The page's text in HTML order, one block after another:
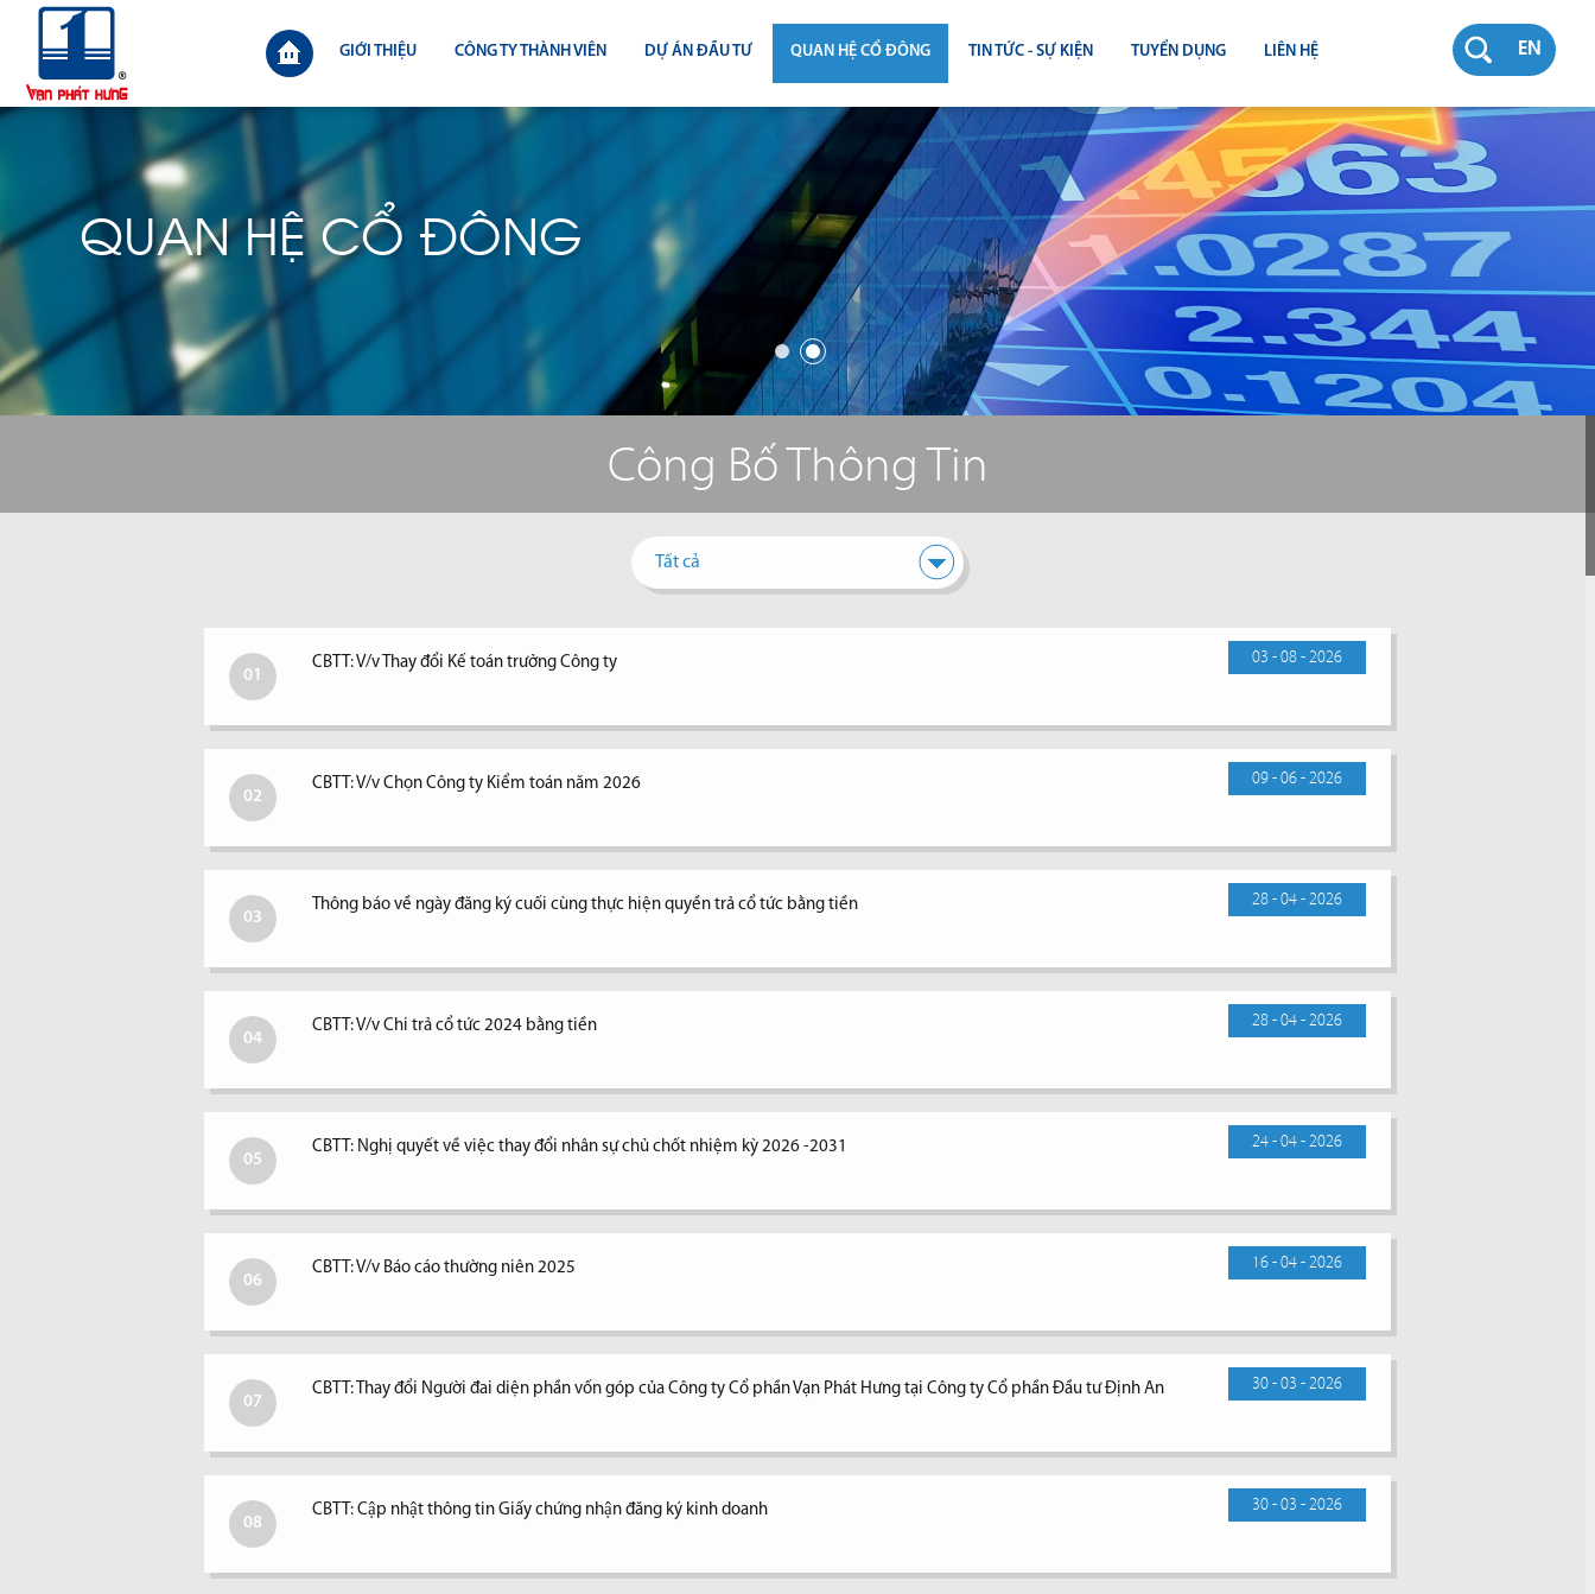
EN
GIỚI THIỆU CÔNG TY THÀNH VIÊN DỰ ÁN ĐẦU TƯ QUAN HỆ CỔ ĐÔNG
CÔNG BỐ THÔNG TIN
ĐẠI HỘI ĐỒNG CỔ ĐÔNG
BÁO CÁO THƯỜNG NIÊN
BÁO CÁO TÀI CHÍNH
BÁO CÁO QUẢN TRỊ CÔNG TY
TIN TỨC - SỰ KIỆN
TIN THỊ TRƯỜNG
TIN DỰ ÁN
TIN CÔNG TY
TUYỂN DỤNG LIÊN HỆ
QUAN HỆ CỔ ĐÔNG
Công Bố Thông Tin
Tất cả
01
03 - 08 - 2026
CBTT: V/v Thay đổi Kế toán trưởng Công ty
02
09 - 06 - 2026
CBTT: V/v Chọn Công ty Kiểm toán năm 2026
03
28 - 04 - 2026
Thông báo về ngày đăng ký cuối cùng thực hiện quyền trả cổ tức bằng tiền
04
28 - 04 - 2026
CBTT: V/v Chi trả cổ tức 2024 bằng tiền
05
24 - 04 - 2026
CBTT: Nghị quyết về việc thay đổi nhân sự chủ chốt nhiệm kỳ 2026 -2031
06
16 - 04 - 2026
CBTT: V/v Báo cáo thường niên 2025
07
30 - 03 - 2026
CBTT: Thay đổi Người đai diện phần vốn góp của Công ty Cổ phần Vạn Phát Hưng tại Công ty Cổ phần Đầu tư Định An
08
30 - 03 - 2026
CBTT: Cập nhật thông tin Giấy chứng nhận đăng ký kinh doanh